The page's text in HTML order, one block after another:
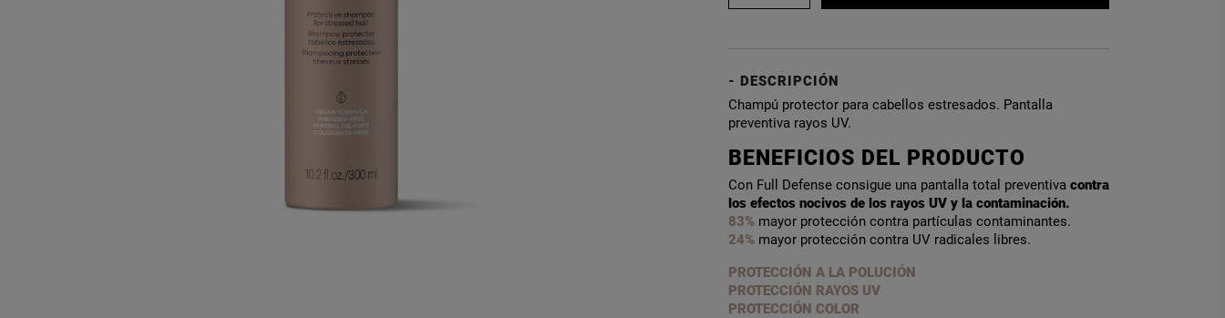
DESCRIPCIÓN
Champú protector para cabellos estresados. Pantalla
preventiva rayos UV.
BENEFICIOS DEL PRODUCTO
Con Full Defense consigue una pantalla total preventiva contra
los efectos nocivos de los rayos UV y la contaminación.
83% mayor protección contra partículas contaminantes.
24% mayor protección contra UV radicales libres.
PROTECCIÓN A LA POLUCIÓN
PROTECCIÓN RAYOS UV
PROTECCIÓN COLOR